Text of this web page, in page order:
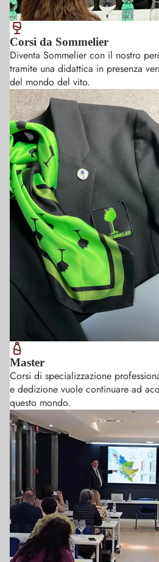
Corsi da Sommelier
Diventa Sommelier con il nostro
tramite una didattica in presenza
del mondo del vito.
Master
Corsi di specializzazione
e dedizione vuole continuare ad
questo mondo.